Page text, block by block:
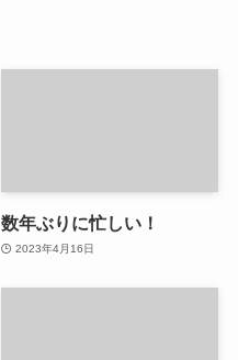
数年ぶりに忙しい！
2023年4月16日